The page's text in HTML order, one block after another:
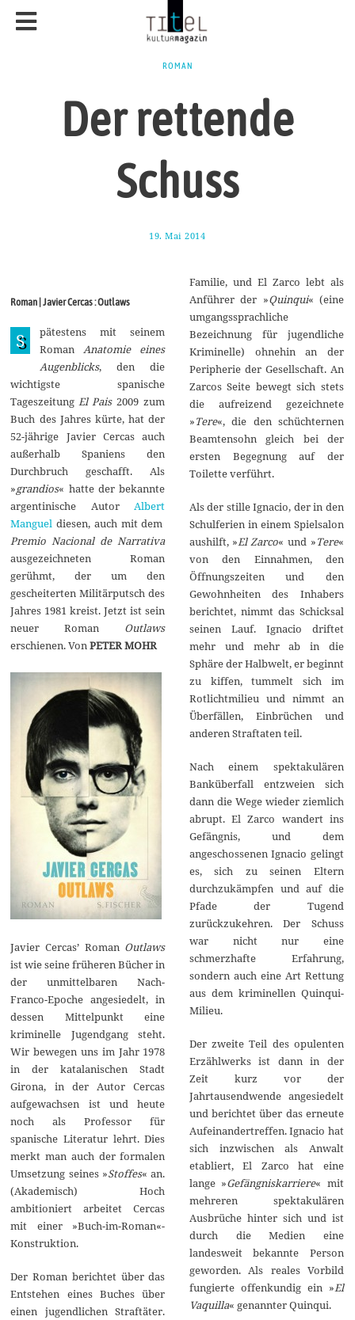
ROMAN
Der rettende
Schuss
19. Mai 2014
a
i
2
0
1
4
Roman | Javier Cercas : Outlaws
S
pätestens mit seinem
Roman Anatomie eines
Augenblicks, den die
wichtigste spanische
Tageszeitung El Pais2009 zum
Buch des Jahres kürte, hat der
52-jährige Javier Cercas auch
außerhalb Spaniens den
Durchbruch geschafft. Als
»grandios« hatte der bekannte
argentinische Autor Albert
Manguel diesen, auch mit dem
Premio Nacional de Narrativa
ausgezeichneten Roman
gerühmt, der um den
gescheiterten Militärputsch des
Jahres 1981 kreist. Jetzt ist sein
neuer Roman Outlaws
erschienen. VonPETER MOHR
Javier Cercas’ Roman Outlaws
ist wie seine früheren Bücher in
der unmittelbaren Nach-
Franco-Epoche angesiedelt, in
dessen Mittelpunkt eine
kriminelle Jugendgang steht.
Wir bewegen uns im Jahr 1978
in der katalanischen Stadt
Girona, in der Autor Cercas
aufgewachsen ist und heute
noch als Professor für
spanische Literatur lehrt. Dies
merkt man auch der formalen
Umsetzung seines »Stoffes« an.
(Akademisch) Hoch
ambitioniert arbeitet Cercas
mit einer »Buch-im-Roman«-
Konstruktion.
Der Roman berichtet über das
Entstehen eines Buches über
einen jugendlichen Straftäter.
Familie, und El Zarco lebt als
Anführer der »Quinqui« (eine
umgangssprachliche
Bezeichnung für jugendliche
Kriminelle) ohnehin an der
Peripherie der Gesellschaft. An
Zarcos Seite bewegt sich stets
die aufreizend gezeichnete
»Tere«, die den schüchternen
Beamtensohn gleich bei der
ersten Begegnung auf der
Toilette verführt.
Als der stille Ignacio, der in den
Schulferien in einem Spielsalon
aushilft, »El Zarco« und »Tere«
von den Einnahmen, den
Öffnungszeiten und den
Gewohnheiten des Inhabers
berichtet, nimmt das Schicksal
seinen Lauf. Ignacio driftet
mehr und mehr ab in die
Sphäre der Halbwelt, er beginnt
zu kiffen, tummelt sich im
Rotlichtmilieu und nimmt an
Überfällen, Einbrüchen und
anderen Straftaten teil.
Nach einem spektakulären
Banküberfall entzweien sich
dann die Wege wieder ziemlich
abrupt. El Zarco wandert ins
Gefängnis, und dem
angeschossenen Ignacio gelingt
es, sich zu seinen Eltern
durchzukämpfen und auf die
Pfade der Tugend
zurückzukehren. Der Schuss
war nicht nur eine
schmerzhafte Erfahrung,
sondern auch eine Art Rettung
aus dem kriminellen Quinqui-
Milieu.
Der zweite Teil des opulenten
Erzählwerks ist dann in der
Zeit kurz vor der
Jahrtausendwende angesiedelt
und berichtet über das erneute
Aufeinandertreffen. Ignacio hat
sich inzwischen als Anwalt
etabliert, El Zarco hat eine
lange »Gefängniskarriere« mit
mehreren spektakulären
Ausbrüche hinter sich und ist
durch die Medien eine
landesweit bekannte Person
geworden. Als reales Vorbild
fungierte offenkundig ein »El
Vaquilla« genannter Quinqui.